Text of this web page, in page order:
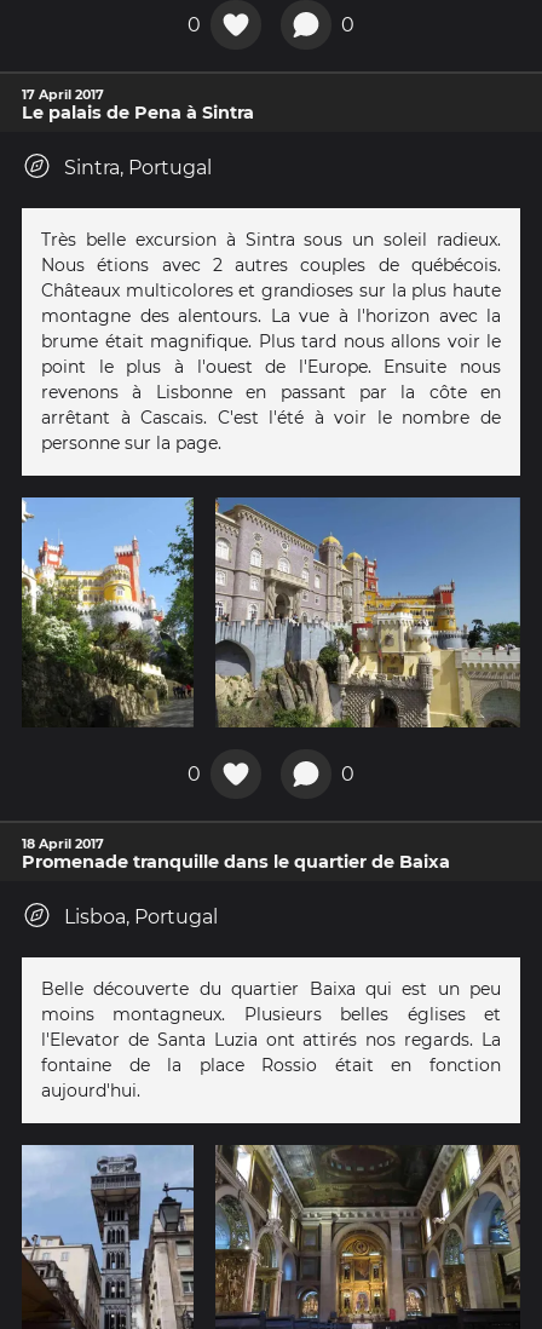
0 0
17 April 2017
Le palais de Pena à Sintra
Sintra, Portugal
Très belle excursion à Sintra sous un soleil radieux.
Nous étions avec 2 autres couples de québécois.
Châteaux multicolores et grandioses sur la plus haute
montagne des alentours. La vue à l'horizon avec la
brume était magnifique. Plus tard nous allons voir le
point le plus à l'ouest de l'Europe. Ensuite nous
revenons à Lisbonne en passant par la côte en
arrêtant à Cascais. C'est l'été à voir le nombre de
personne sur la page.
0 0
18 April 2017
Promenade tranquille dans le quartier de Baixa
Lisboa, Portugal
Belle découverte du quartier Baixa qui est un peu
moins montagneux. Plusieurs belles églises et
l'Elevator de Santa Luzia ont attirés nos regards. La
fontaine de la place Rossio était en fonction
aujourd'hui.